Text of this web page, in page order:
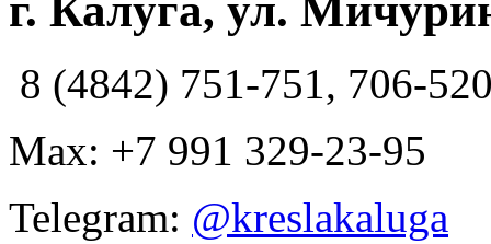
8 (4842) 751-751, 706-
Max: +7 991 329-23-95
Telegram: @kreslakaluga